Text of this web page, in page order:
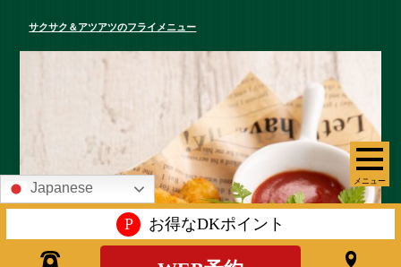
メニュー
サクサク＆アツアツのフライメニュー
Japanese
P お得なDKポイント